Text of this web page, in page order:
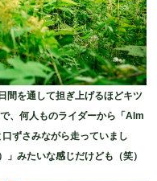
間を通して担ぎ上げるほどキツ
、何人ものライダーから「Alm
ずさみながら走っていまし
みたいな感じだけども（笑）